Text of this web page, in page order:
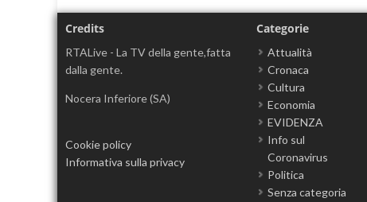
Credits
RTALive - La TV della gente,fatta
dalla gente.
Nocera Inferiore (SA)
Cookie policy
Informativa sulla privacy
Categorie
Attualità
Cronaca
Cultura
Economia
EVIDENZA
Info sul
Coronavirus
Politica
Senza categoria